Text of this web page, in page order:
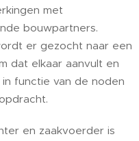
met
bouwpartners.
er gezocht naar een
dat elkaar aanvult en
functie van de noden
en zaakvoerder is